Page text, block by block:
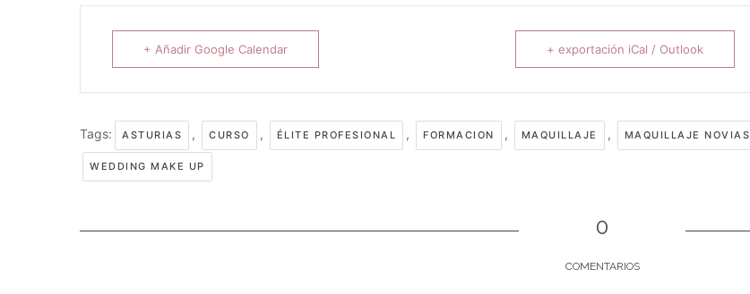
+ Añadir Google Calendar + exportación iCal / Outlook
Tags: ASTURIAS , CURSO , ÉLITE PROFESIONAL , FORMACION , MAQUILLAJE , MAQUILLAJE NOVIAS
WEDDING MAKE UP
0
COMENTARIOS